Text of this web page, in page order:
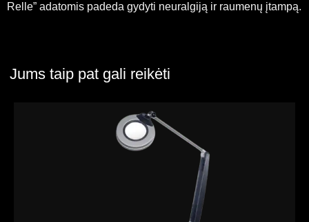
Relle” adatomis padeda gydyti neuralgiją ir raumenų įtampą.
Jums taip pat gali reikėti